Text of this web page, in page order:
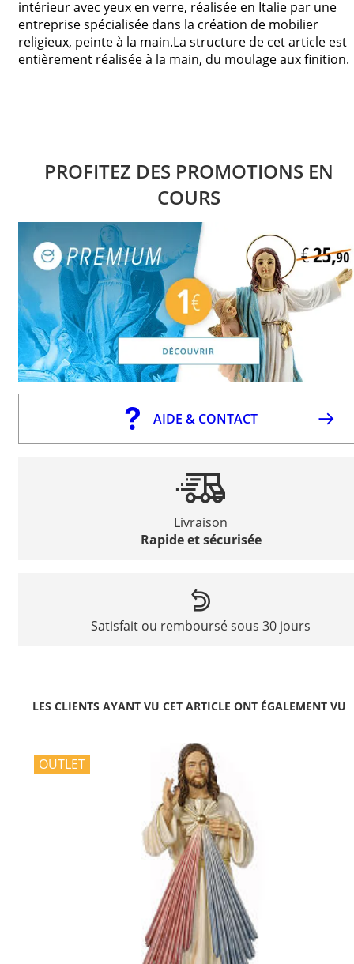
intérieur avec yeux en verre, réalisée en Italie par une
entreprise spécialisée dans la création de mobilier
religieux, peinte à la main.La structure de cet article est
entièrement réalisée à la main, du moulage aux finition.
PROFITEZ DES PROMOTIONS EN
COURS
AIDE & CONTACT
Livraison
Rapide et sécurisée
Satisfait ou remboursé sous 30 jours
LES CLIENTS AYANT VU CET ARTICLE ONT ÉGALEMENT VU
OUTLET